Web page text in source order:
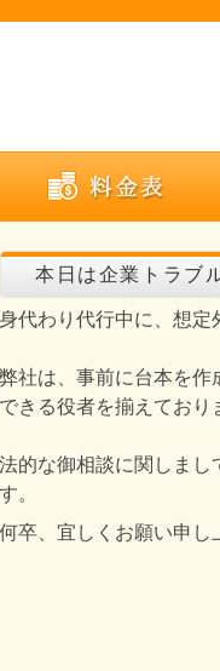
本日は企業トラブ
身代わり代行中に、想定
弊社は、事前に台本を作
できる役者を揃えてお
法的な御相談に関しまし
す。
何卒、宜しくお願い申し